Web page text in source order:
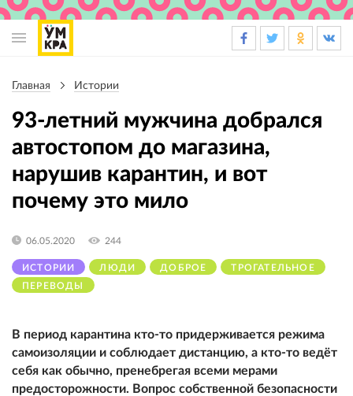
навигации
Главная Истории
93-летний мужчина добрался
автостопом до магазина,
нарушив карантин, и вот
почему это мило
ИСТОРИИ ЛЮДИ ДОБРОЕ
ТРОГАТЕЛЬНОЕ
ПЕРЕВОДЫ
06.05.2020 244
В период карантина кто-то придерживается режима
самоизоляции и соблюдает дистанцию, а кто-то ведёт
себя как обычно, пренебрегая всеми мерами
предосторожности. Вопрос собственной безопасности